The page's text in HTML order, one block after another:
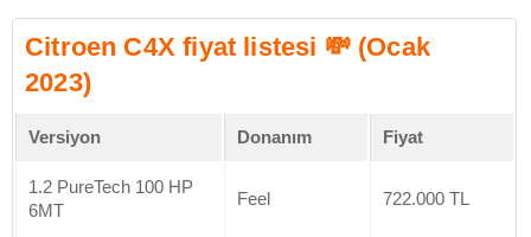
Citroen C4X fiyat listesi 💸 (Ocak
2023)
Versiyon Donanım Fiyat
1.2 PureTech 100 HP
6MT
Feel 722.000 TL